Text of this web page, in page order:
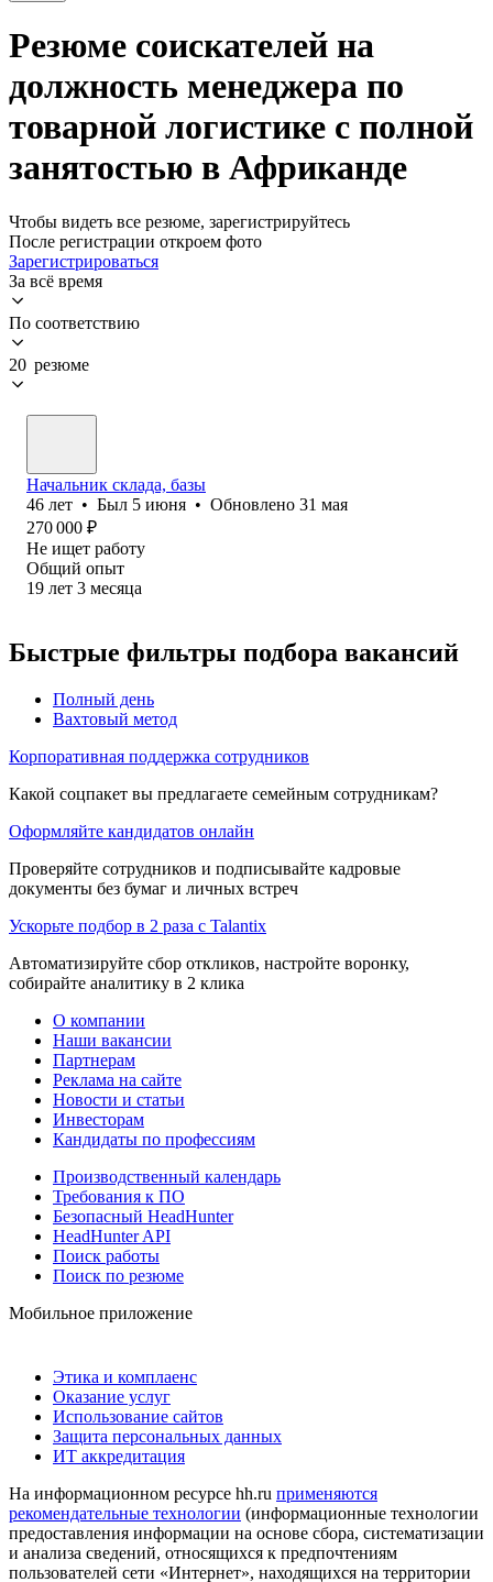
Резюме соискателей на
должность менеджера по
товарной логистике с полной
занятостью в Африканде
Чтобы видеть все резюме, зарегистрируйтесь
После регистрации откроем фото
Зарегистрироваться
За всё время
По соответствию
20 резюме
Начальник склада, базы
46 лет • Был 5 июня • Обновлено 31 мая
270 000 ₽
Не ищет работу
Общий опыт
19 лет 3 месяца
Быстрые фильтры подбора вакансий
Полный день
Вахтовый метод
Корпоративная поддержка сотрудников
Какой соцпакет вы предлагаете семейным сотрудникам?
Оформляйте кандидатов онлайн
Проверяйте сотрудников и подписывайте кадровые
документы без бумаг и личных встреч
Ускорьте подбор в 2 раза с Talantix
Автоматизируйте сбор откликов, настройте воронку,
собирайте аналитику в 2 клика
О компании
Наши вакансии
Партнерам
Реклама на сайте
Новости и статьи
Инвесторам
Кандидаты по профессиям
Производственный календарь
Требования к ПО
Безопасный HeadHunter
HeadHunter API
Поиск работы
Поиск по резюме
Мобильное приложение
Этика и комплаенс
Оказание услуг
Использование сайтов
Защита персональных данных
ИТ аккредитация
На информационном ресурсе hh.ru применяются
рекомендательные технологии (информационные технологии
предоставления информации на основе сбора, систематизации
и анализа сведений, относящихся к предпочтениям
пользователей сети «Интернет», находящихся на территории